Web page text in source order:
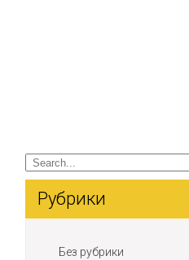
Рубрики
Без рубрики